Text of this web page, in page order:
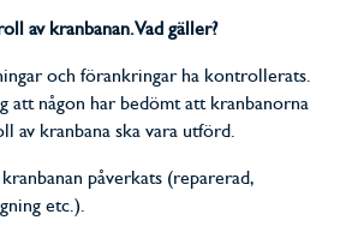
av kranbanan. Vad gäller?
och förankringar ha kontrollerats.
att någon har bedömt att kranbanorna
av kranbana ska vara utförd.
påverkats (reparerad,
etc.).